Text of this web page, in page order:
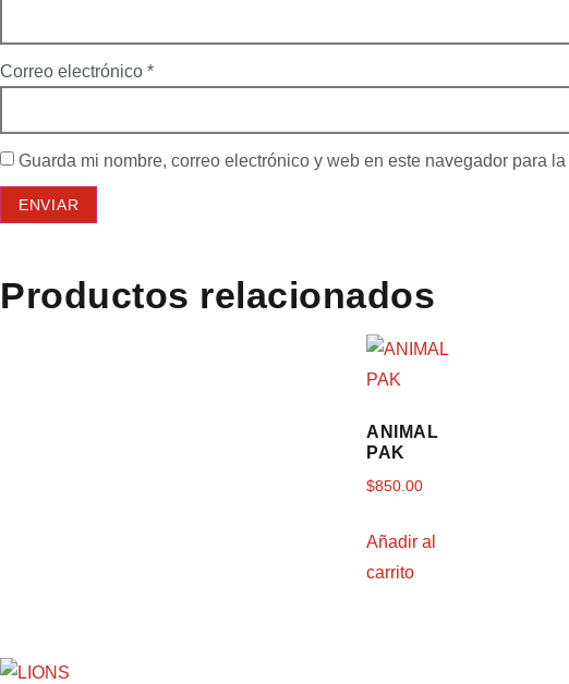
Correo electrónico *
Guarda mi nombre, correo electrónico y web en este navegador para
Productos relacionados
ANIMAL
PAK
$850.00
Añadir al
carrito